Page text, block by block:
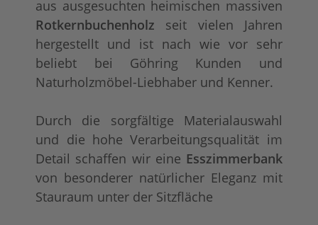
aus ausgesuchten heimischen massiven
Rotkernbuchenholz seit vielen Jahren
hergestellt und ist nach wie vor sehr
beliebt bei Göhring Kunden und
Naturholzmöbel-Liebhaber und Kenner.
Durch die sorgfältige Materialauswahl
und die hohe Verarbeitungsqualität im
Detail schaffen wir eine Esszimmerbank
von besonderer natürlicher Eleganz mit
Stauraum unter der Sitzfläche